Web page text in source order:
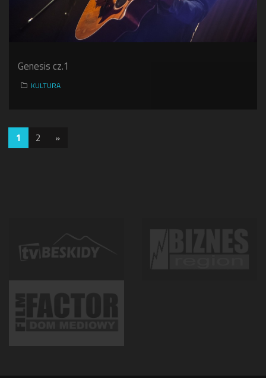
Genesis cz.1
KULTURA
1 2 »